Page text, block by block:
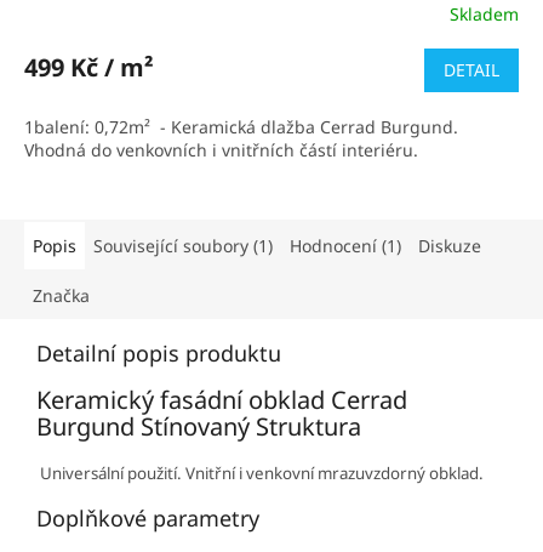
produktu
z
5
Skladem
499 Kč / m² DETAIL
1balení: 0,72m² - Keramická dlažba Cerrad Burgund.
Vhodná do venkovních i vnitřních částí interiéru.
Popis Související soubory (1) Hodnocení (1) Diskuze
Značka
Detailní popis produktu
Keramický fasádní obklad Cerrad
Burgund Stínovaný Struktura
Universální použití. Vnitřní i venkovní mrazuvzdorný obklad.
Doplňkové parametry